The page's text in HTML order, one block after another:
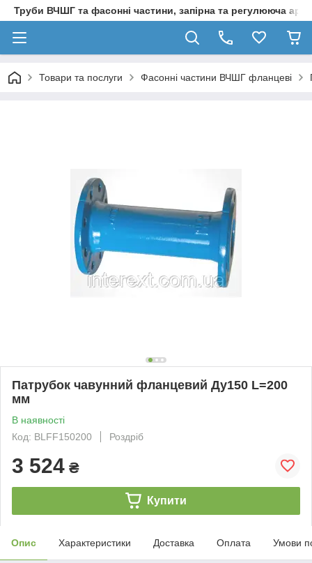
Труби ВЧШГ та фасонні частини, запірна та регулююча
Товари та послуги Фасонні частини ВЧШГ фланцеві
Патрубок чавунний фланцевий Ду150 L=200
мм
В наявності
Код: BLFF150200
Роздріб
3 524 ₴
Купити
Опис Характеристики Доставка Оплата Умови